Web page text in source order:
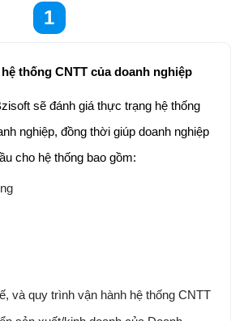
1
thống CNTT của doanh nghiệp
sẽ đánh giá thực trạng hệ thống
nghiệp, đồng thời giúp doanh nghiệp
cho hệ thống bao gồm:
và quy trình vận hành hệ thống CNTT